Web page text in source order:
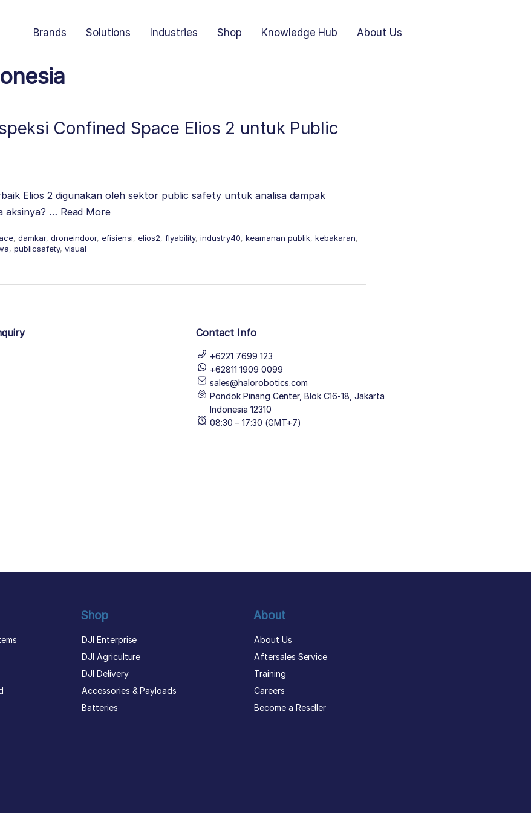
Brands Solutions Industries Shop Knowledge Hub About Us
Confined Space Elios 2 untuk Public
Elios 2 digunakan oleh sektor public safety untuk analisa dampak
aksinya? … Read More
, damkar, droneindoor, efisiensi, elios2, flyability, industry40, keamanan publik, kebakaran,
, publicsafety, visual
Contact Info
+6221 7699 123
+62811 1909 0099
sales@halorobotics.com
Pondok Pinang Center, Blok C16-18, Jakarta
Indonesia 12310
08:30 – 17:30 (GMT+7)
Shop
DJI Enterprise
DJI Agriculture
DJI Delivery
Accessories & Payloads
Batteries
About
About Us
Aftersales Service
Training
Careers
Become a Reseller